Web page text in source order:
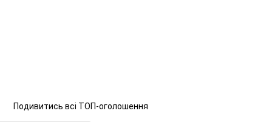
Подивитись всі ТОП-оголошення